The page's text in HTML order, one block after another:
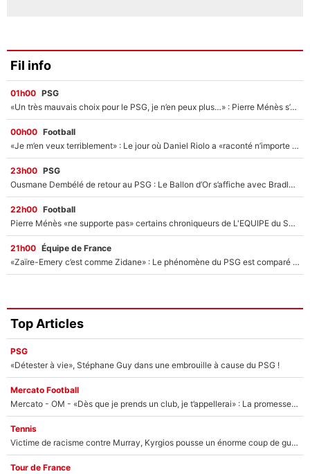
Fil info
01h00 PSG
«Un très mauvais choix pour le PSG, je n’en peux plus…» : Pierre Ménès s’est complètement trompé avec Luis Enrique et ces déclarations le prouvent !
00h00 Football
«Je m’en veux terriblement» : Le jour où Daniel Riolo a «raconté n’importe quoi» dans l'After Foot !
23h00 PSG
Ousmane Dembélé de retour au PSG : Le Ballon d’Or s’affiche avec Bradley Barcola en plein cœur du feuilleton sur son départ !
22h00 Football
Pierre Ménès «ne supporte pas» certains chroniqueurs de L'EQUIPE du Soir : Ils vont tous partir !
21h00 Équipe de France
«Zaïre-Emery c’est comme Zidane» : Le phénomène du PSG est comparé à son nouveau sélectionneur... et ils vont se retrouver en Bleus !
Top Articles
PSG
«Détester à vie», Stéphane Guy dans une embrouille à cause du PSG !
Mercato Football
Mercato - OM - «Dès que je prends un club, je t’appellerai» : La promesse de Marcelino au moment de claquer la porte
Tennis
Victime de racisme contre Murray, Kyrgios pousse un énorme coup de gueule !
Tour de France